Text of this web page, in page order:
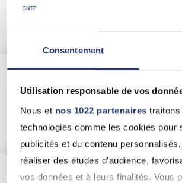
Consentement
Utilisation responsable de vos
Nous et nos 1022 partenaires
technologies comme les cookies pour
publicités et du contenu
réaliser des études d’audience,
vos données et à leurs finalités. Vous
Adresse
Chelles